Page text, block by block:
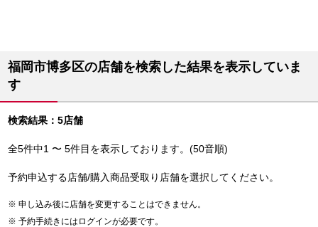
福岡市博多区の店舗を検索した結果を表示していま
す
検索結果：5店舗
全5件中1 〜 5件目を表示しております。(50音順)
予約申込する店舗/購入商品受取り店舗を選択してください。
申し込み後に店舗を変更することはできません。
予約手続きにはログインが必要です。